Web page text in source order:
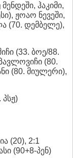
ჰაკიმი,
ჟოაო ნევეში,
(70. დემბელე),
(33. ბოე/88.
(80.
(80. მიულერი),
პსჟ)
(20), 2:1
(90+8-პენ)